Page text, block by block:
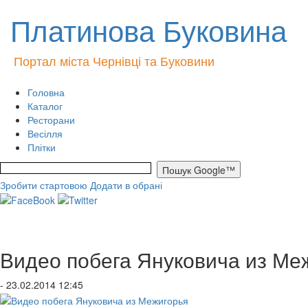
Платинова Буковина
Портал міста Чернівці та Буковини
Головна
Каталог
Ресторани
Весілля
Плітки
Зробити стартовою Додати в обрані
Видео побега Януковича из
- 23.02.2014 12:45